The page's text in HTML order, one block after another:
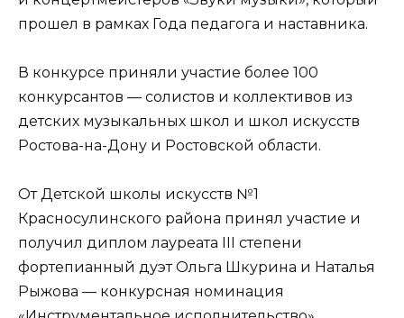
прошел в рамках Года педагога и наставника.
В конкурсе приняли участие более 100
конкурсантов — солистов и коллективов из
детских музыкальных школ и школ искусств
Ростова-на-Дону и Ростовской области.
От Детской школы искусств №1
Красносулинского района принял участие и
получил диплом лауреата III степени
фортепианный дуэт Ольга Шкурина и Наталья
Рыжова — конкурсная номинация